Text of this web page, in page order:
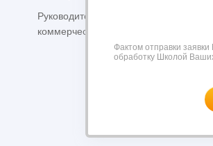
Руководитель проектов в
коммерческий банк
Фактом отправки
обработку Школой